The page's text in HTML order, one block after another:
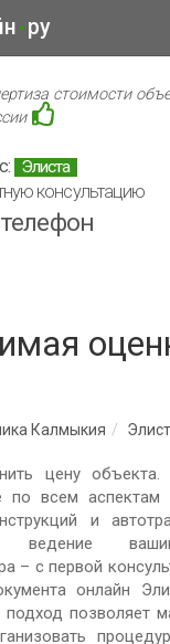
• ру
стоимости
Элиста
консультацию
Калмыкия
цену объекта.
по всем
и
ведение
– с первой
онлайн
подход позволяет